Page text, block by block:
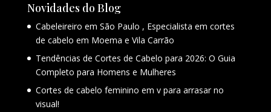
Novidades do Blog
Cabeleireiro em São Paulo , Especialista em cortes
de cabelo em Moema e Vila Carrão
Tendências de Cortes de Cabelo para 2026: O Guia
Completo para Homens e Mulheres
Cortes de cabelo feminino em v para arrasar no
visual!